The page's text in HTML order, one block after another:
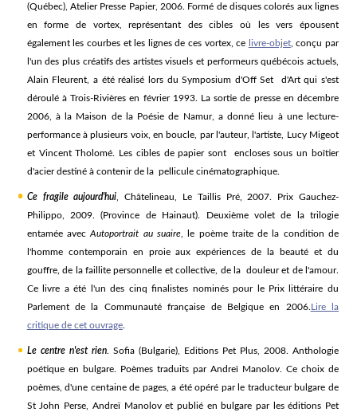
(Québec), Atelier Presse Papier, 2006. Formé de disques colorés aux lignes
en forme de vortex, représentant des cibles où les vers épousent
également les courbes et les lignes de ces vortex, ce livre-objet, conçu par
l'un des plus créatifs des artistes visuels et performeurs québécois actuels,
Alain Fleurent, a été réalisé lors du Symposium d'Off Set d'Art qui s'est
déroulé à Trois-Rivières en février 1993. La sortie de presse en décembre
2006, à la Maison de la Poésie de Namur, a donné lieu à une lecture-
performance à plusieurs voix, en boucle, par l'auteur, l'artiste, Lucy Migeot
et Vincent Tholomé. Les cibles de papier sont encloses sous un boîtier
d'acier destiné à contenir de la pellicule cinématographique.
Ce fragile aujourd'hui , Châtelineau, Le Taillis Pré, 2007. Prix Gauchez-
Philippo, 2009. (Province de Hainaut). Deuxième volet de la trilogie
entamée avecAutoportrait au suaire, le poème traite de la condition de
l'homme contemporain en proie aux expériences de la beauté et du
gouffre, de la faillite personnelle et collective, de la douleur et de l'amour.
Ce livre a été l'un des cinq finalistes nominés pour le Prix littéraire du
Parlement de la Communauté française de Belgique en 2006.Lire la
critique de cet ouvrage.
Le centre n'est rien. Sofia (Bulgarie), Editions Pet Plus, 2008. Anthologie
poétique en bulgare. Poèmes traduits par Andreï Manolov. Ce choix de
poèmes, d'une centaine de pages, a été opéré par le traducteur bulgare de
St John Perse, Andreï Manolov et publié en bulgare par les éditions Pet